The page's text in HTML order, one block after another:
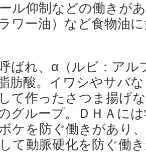
ル仰制などの働きが
ワー油）など食物油
ばれ、α（ルビ：アル
肪酸。イワシやサバ
て作ったさつま揚げ
グループ。ＤＨＡに
ケを防ぐ働きがあり
て動脈硬化を防ぐ働